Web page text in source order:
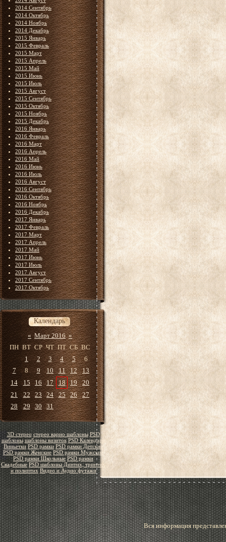
2014 Сентябрь
2014 Октябрь
2014 Ноябрь
2014 Декабрь
2015 Январь
2015 Февраль
2015 Март
2015 Апрель
2015 Май
2015 Июнь
2015 Июль
2015 Август
2015 Сентябрь
2015 Октябрь
2015 Ноябрь
2015 Декабрь
2016 Январь
2016 Февраль
2016 Март
2016 Апрель
2016 Май
2016 Июнь
2016 Июль
2016 Август
2016 Сентябрь
2016 Октябрь
2016 Ноябрь
2016 Декабрь
2017 Январь
2017 Февраль
2017 Март
2017 Апрель
2017 Май
2017 Июнь
2017 Июль
2017 Август
2017 Сентябрь
2017 Октябрь
Календарь
« Март 2016 »
ПН ВТ СР ЧТ ПТ СБ ВС
1
2 3 4 5
6
7
8 9 10 11 12
13
14
15 16 17 18 19
20
21
22 23 24 25 26
27
28
29 30 31
3D стерео стерео варио шаблоны PSD
шаблоны шаблоны визиток PSD Календари
Виньетки PSD рамки PSD рамки Детские
PSD рамки Женские PSD рамки Мужские
PSD рамки Школьные PSD рамки
Свадебные PSD шаблоны Диптих, триптих
и полиптих Видео и Аудио футажи
Вся информация